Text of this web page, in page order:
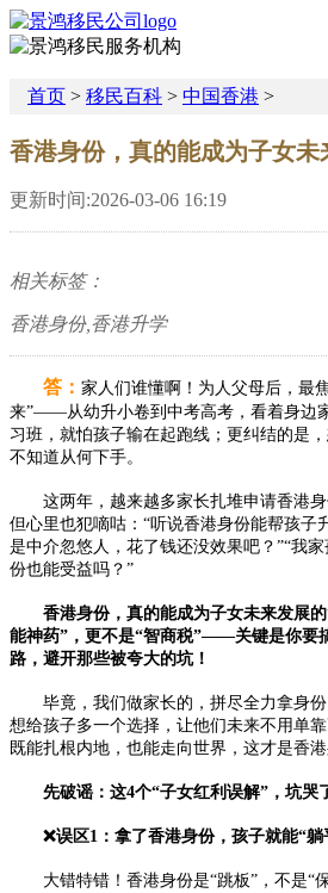
首页 > 移民百科 > 中国香港 >
香港身份，真的能成为子女未
更新时间:2026-03-06 16:19
相关标签：
香港身份,香港升学
答 ： 家人们谁懂啊！为人父母后，最
来”——从幼升小卷到中考高考，看着身边
习班，就怕孩子输在起跑线；更纠结的是
不知道从何下手。
这两年，越来越多家长扎堆申请香港身
但心里也犯嘀咕：“听说香港身份能帮孩子
是中介忽悠人，花了钱还没效果吧？”“我
份也能受益吗？”
香港身份，真的能成为子女未来发展的
能神药”，更不是“智商税”——关键是你要
路，避开那些被夸大的坑！
毕竟，我们做家长的，拼尽全力拿身份
想给孩子多一个选择，让他们未来不用单靠
既能扎根内地，也能走向世界，这才是香
先破谣：这4个“子女红利误解”，坑哭
❌误区1：拿了香港身份，孩子就能“躺
大错特错！香港身份是“跳板”，不是“